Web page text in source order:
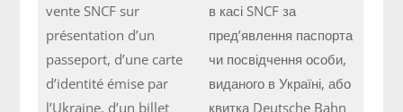
vente SNCF sur
présentation d’un
passeport, d’une carte
d’identité émise par
l’Ukraine, d’un billet
в касі SNCF за
пред’явлення паспорта
чи посвідчення особи,
виданого в Україні, або
квитка Deutsche Bahn